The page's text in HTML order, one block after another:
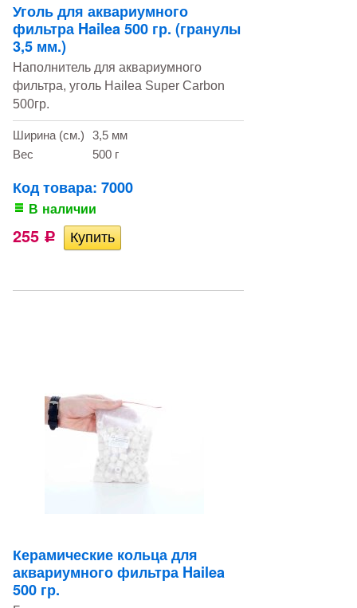
Уголь для аквариумного
фильтра Hailea 500 гр. (гранулы
3,5 мм.)
Наполнитель для аквариумного
фильтра, уголь Hailea Super Carbon
500гр.
Ширина (см.)
3,5 мм
Вес
500 г
Код товара: 7000
В наличии
255 Р
Керамические кольца для
аквариумного фильтра Hailea
500 гр.